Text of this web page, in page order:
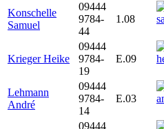
Konschelle
Samuel
09444
9784-
44
1.08
Krieger Heike
09444
9784-
19
E.09
Lehmann
André
09444
9784-
14
E.03
09444